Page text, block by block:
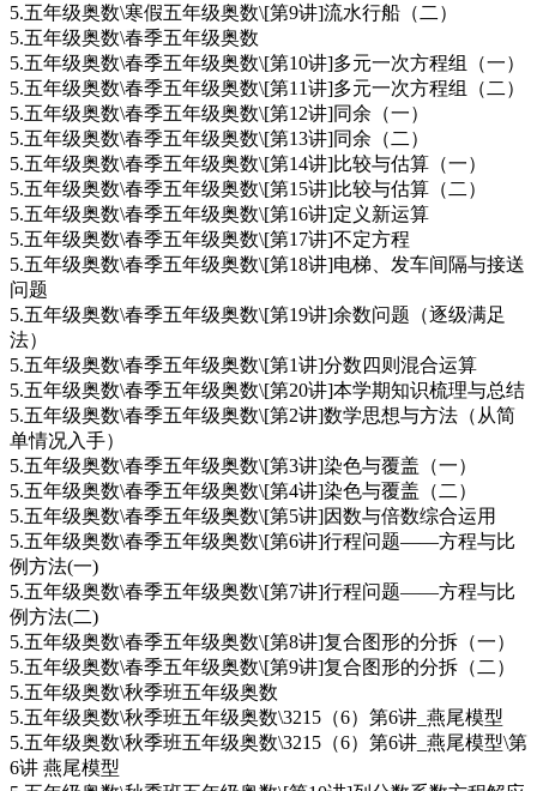
5.五年级奥数\寒假五年级奥数\[第9讲]流水行船（二）
5.五年级奥数\春季五年级奥数
5.五年级奥数\春季五年级奥数\[第10讲]多元一次方程组（一）
5.五年级奥数\春季五年级奥数\[第11讲]多元一次方程组（二）
5.五年级奥数\春季五年级奥数\[第12讲]同余（一）
5.五年级奥数\春季五年级奥数\[第13讲]同余（二）
5.五年级奥数\春季五年级奥数\[第14讲]比较与估算（一）
5.五年级奥数\春季五年级奥数\[第15讲]比较与估算（二）
5.五年级奥数\春季五年级奥数\[第16讲]定义新运算
5.五年级奥数\春季五年级奥数\[第17讲]不定方程
5.五年级奥数\春季五年级奥数\[第18讲]电梯、发车间隔与接送
问题
5.五年级奥数\春季五年级奥数\[第19讲]余数问题（逐级满足
法）
5.五年级奥数\春季五年级奥数\[第1讲]分数四则混合运算
5.五年级奥数\春季五年级奥数\[第20讲]本学期知识梳理与总结
5.五年级奥数\春季五年级奥数\[第2讲]数学思想与方法（从简
单情况入手）
5.五年级奥数\春季五年级奥数\[第3讲]染色与覆盖（一）
5.五年级奥数\春季五年级奥数\[第4讲]染色与覆盖（二）
5.五年级奥数\春季五年级奥数\[第5讲]因数与倍数综合运用
5.五年级奥数\春季五年级奥数\[第6讲]行程问题——方程与比
例方法(一)
5.五年级奥数\春季五年级奥数\[第7讲]行程问题——方程与比
例方法(二)
5.五年级奥数\春季五年级奥数\[第8讲]复合图形的分拆（一）
5.五年级奥数\春季五年级奥数\[第9讲]复合图形的分拆（二）
5.五年级奥数\秋季班五年级奥数
5.五年级奥数\秋季班五年级奥数\3215（6）第6讲_燕尾模型
5.五年级奥数\秋季班五年级奥数\3215（6）第6讲_燕尾模型\第
6讲 燕尾模型